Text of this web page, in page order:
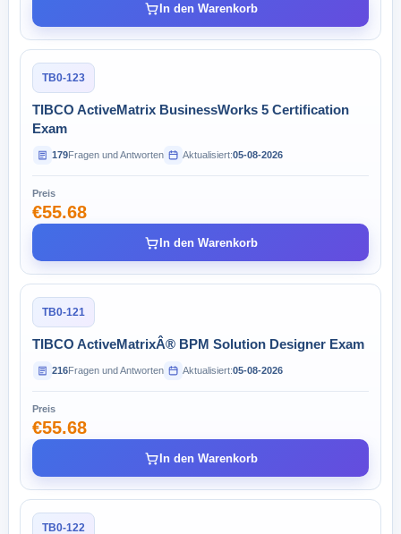
In den Warenkorb
TB0-123
TIBCO ActiveMatrix BusinessWorks 5 Certification
Exam
179Fragen und Antworten Aktualisiert:05-08-2026
Preis
€55.68
In den Warenkorb
TB0-121
TIBCO ActiveMatrixÂ® BPM Solution Designer Exam
216Fragen und Antworten Aktualisiert:05-08-2026
Preis
€55.68
In den Warenkorb
TB0-122